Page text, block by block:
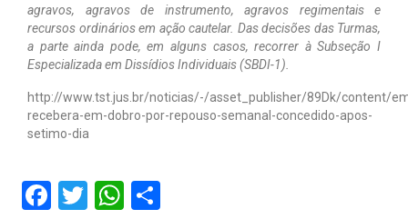
agravos, agravos de instrumento, agravos regimentais e
recursos ordinários em ação cautelar. Das decisões das Turmas,
a parte ainda pode, em alguns casos, recorrer à Subseção I
Especializada em Dissídios Individuais (SBDI-1).
http://www.tst.jus.br/noticias/-/asset_publisher/89Dk/content/
recebera-em-dobro-por-repouso-semanal-concedido-apos-
setimo-dia
Facebook
TwitterWhatsApp